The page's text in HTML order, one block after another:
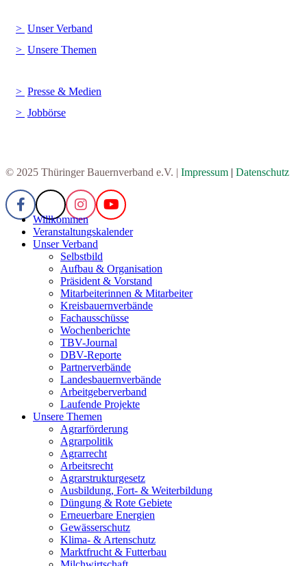
Unser Verband
Unsere Themen
Presse & Medien
Jobbörse
© 2025 Thüringer Bauernverband e.V. | Impressum | Datenschutz
Willkommen
Veranstaltungskalender
Unser Verband
Selbstbild
Aufbau & Organisation
Präsident & Vorstand
Mitarbeiterinnen & Mitarbeiter
Kreisbauernverbände
Fachausschüsse
Wochenberichte
TBV-Journal
DBV-Reporte
Partnerverbände
Landesbauernverbände
Arbeitgeberverband
Laufende Projekte
Unsere Themen
Agrarförderung
Agrarpolitik
Agrarrecht
Arbeitsrecht
Agrarstrukturgesetz
Ausbildung, Fort- & Weiterbildung
Düngung & Rote Gebiete
Erneuerbare Energien
Gewässerschutz
Klima- & Artenschutz
Marktfrucht & Futterbau